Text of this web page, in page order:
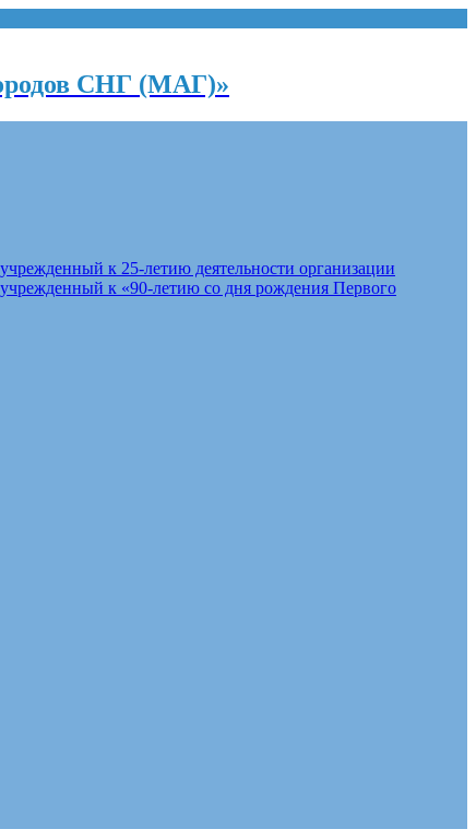
СНГ (МАГ)»
к 25-летию деятельности организации
к «90-летию со дня рождения Первого